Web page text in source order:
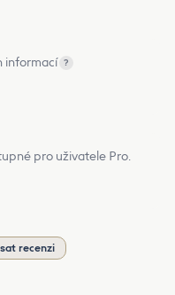
informací ?
pro uživatele Pro.
recenzi